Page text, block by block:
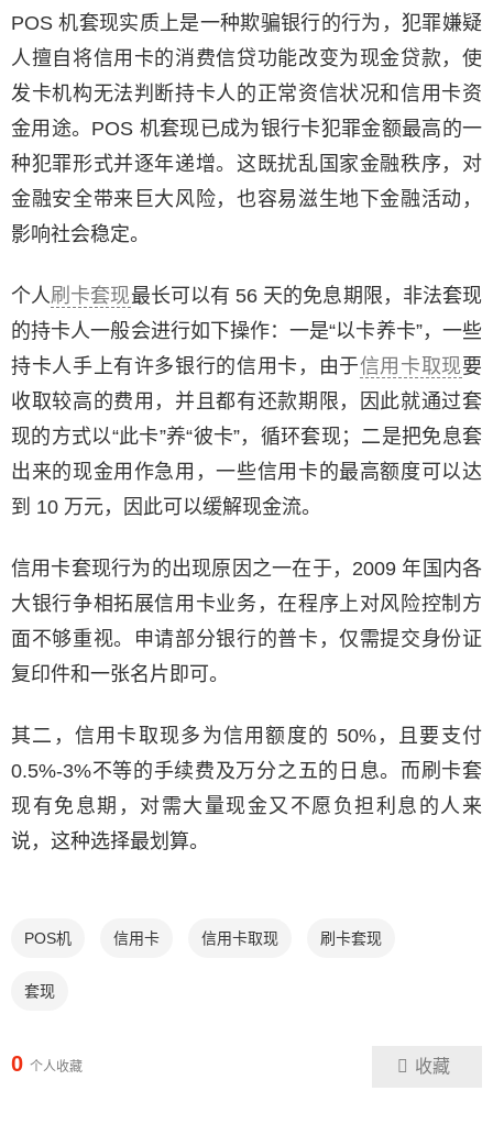
POS 机套现实质上是一种欺骗银行的行为，犯罪嫌疑
人擅自将信用卡的消费信贷功能改变为现金贷款，使
发卡机构无法判断持卡人的正常资信状况和信用卡资
金用途。POS 机套现已成为银行卡犯罪金额最高的一
种犯罪形式并逐年递增。这既扰乱国家金融秩序，对
金融安全带来巨大风险，也容易滋生地下金融活动，
影响社会稳定。
个人刷卡套现最长可以有 56 天的免息期限，非法套现
的持卡人一般会进行如下操作：一是“以卡养卡”，一些
持卡人手上有许多银行的信用卡，由于信用卡取现要
收取较高的费用，并且都有还款期限，因此就通过套
现的方式以“此卡”养“彼卡”，循环套现；二是把免息套
出来的现金用作急用，一些信用卡的最高额度可以达
到 10 万元，因此可以缓解现金流。
信用卡套现行为的出现原因之一在于，2009 年国内各
大银行争相拓展信用卡业务，在程序上对风险控制方
面不够重视。申请部分银行的普卡，仅需提交身份证
复印件和一张名片即可。
其二，信用卡取现多为信用额度的 50%，且要支付
0.5%-3%不等的手续费及万分之五的日息。而刷卡套
现有免息期，对需大量现金又不愿负担利息的人来
说，这种选择最划算。
POS机 信用卡 信用卡取现 刷卡套现
套现
0 个人收藏 收藏